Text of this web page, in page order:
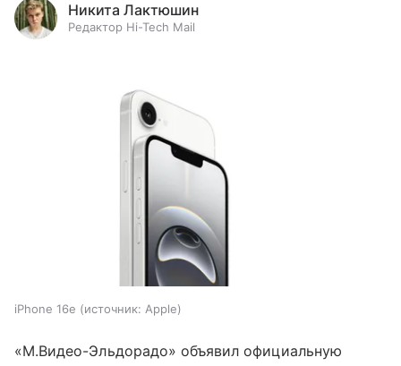
Никита Лактюшин
Редактор Hi-Tech Mail
iPhone 16e источник: Apple
«М.Видео-Эльдорадо» объявил официальную